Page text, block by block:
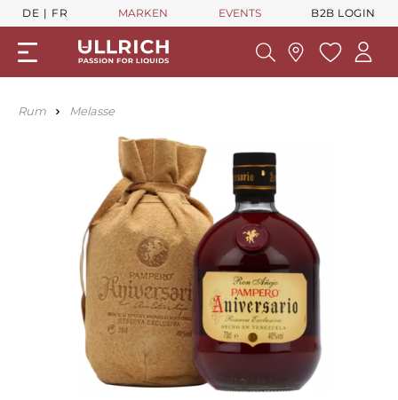
DE FR MARKEN EVENTS B2B LOGIN
Rum Melasse